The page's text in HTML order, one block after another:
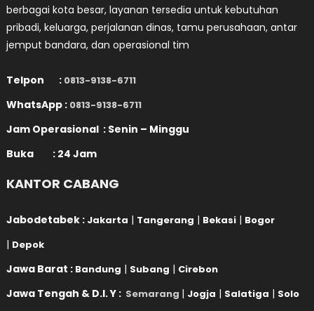
berbagai kota besar, layanan tersedia untuk kebutuhan
pribadi, keluarga, perjalanan dinas, tamu perusahaan, antar
jemput bandara, dan operasional tim
Telpon : 0813-9138-6711
WhatsApp : 0813-9138-6711
Jam Operasional : Senin – Minggu
Buka : 24 Jam
KANTOR CABANG
Jabodetabek : Jakarta | Tangerang | Bekasi | Bogor
| Depok
Jawa Barat : Bandung | Subang | Cirebon
Jawa Tengah & D.I. Y : Semarang | Jogja | Salatiga | Solo